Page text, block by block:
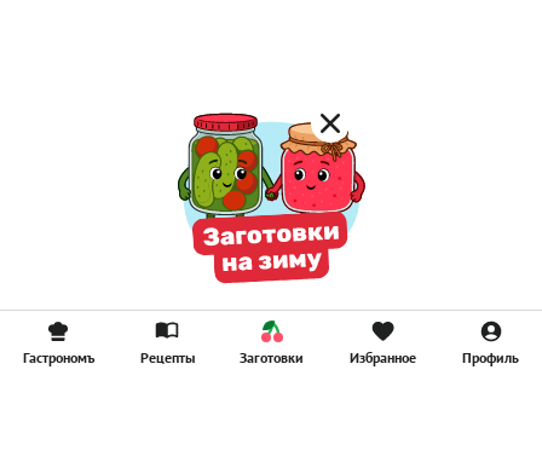
Гастрономъ Рецепты Заготовки Избранное Профиль